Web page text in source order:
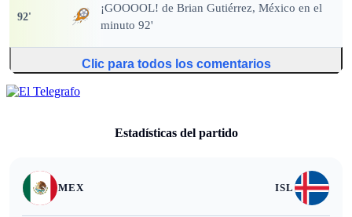
92'
¡GOOOOL! de Brian Gutiérrez, México en el
minuto 92'
Clic para todos los comentarios
Estadísticas del partido
MEX ISL